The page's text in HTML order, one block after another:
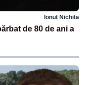
Ionuț Nichita
de 80 de ani a